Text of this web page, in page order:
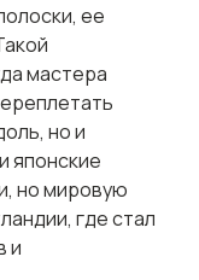
ее
мастера
но и
японские
но мировую
где стал
и